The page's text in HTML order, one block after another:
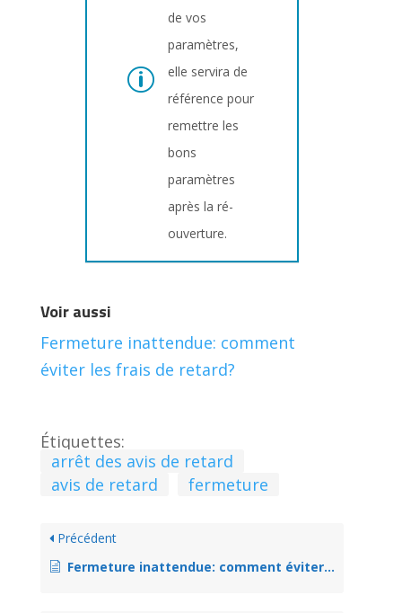
de vos
paramètres,
elle servira de
référence pour
remettre les
bons
paramètres
après la ré-
ouverture.
Voir aussi
Fermeture inattendue: comment
éviter les frais de retard?
Étiquettes:
arrêt des avis de retard
avis de retard
fermeture
Précédent
Fermeture inattendue: comment éviter les frais de retard?